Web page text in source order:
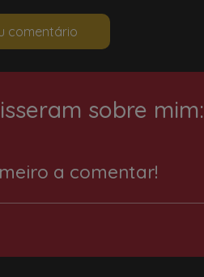
comentário
sobre mim:
a comentar!